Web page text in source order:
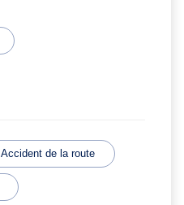
Accident de la route